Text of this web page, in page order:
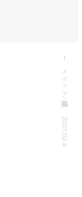
メディア掲載・出演
2021.02.4